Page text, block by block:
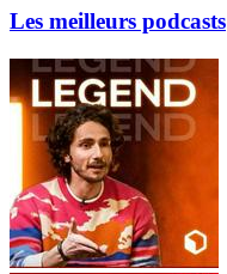
Les meilleurs podcasts